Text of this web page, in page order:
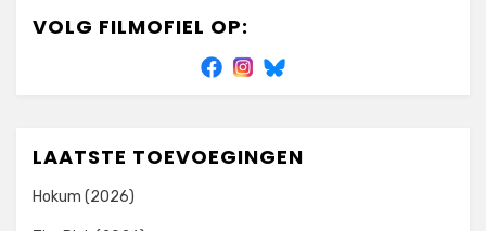
VOLG FILMOFIEL OP:
LAATSTE TOEVOEGINGEN
Hokum (2026)